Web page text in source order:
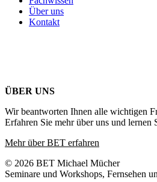
Über uns
Kontakt
ÜBER UNS
Wir beantworten Ihnen alle wichtigen
Erfahren Sie mehr über uns und lernen
Mehr über BET erfahren
© 2026 BET Michael Mücher
Seminare und Workshops, Fernsehen